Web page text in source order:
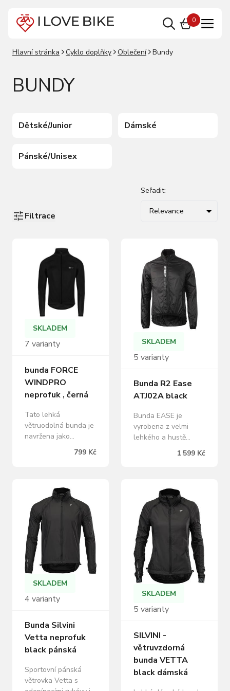
0
Hlavní stránka Cyklo doplňky Oblečení Bundy
BUNDY
Dětské/Junior Dámské
Pánské/Unisex
Filtrace
Seřadit:
Relevance
SKLADEM
7 varianty
bunda FORCE
WINDPRO
neprofuk , černá
Tato lehká
větruodolná bunda je
navržena jako
univerzální vrstva pro
jízdu v proměnlivých
cyklistiku a díky
unisex provedení je
vhodná pro ženy i
muže. Celorozepínací
konstrukce s
chráněným zipem
umožňuje snadné
oblékání a komfort při
jízdě. Odvětrání v…
799 Kč
SKLADEM
5 varianty
Bunda R2 Ease
ATJ02A black
Bunda EASE je
vyrobena z velmi
lehkého a hustě
větruodolného a
úpravou. Je tak lehká,
že když ji máte na
sobě, tak o ní téměř
nevíte. Má dlouhý
hlavní zip, který je na
konci pod bradou
překrytý ochrannou
légou. Nastavitelné
odvětrání na předním
1 599 Kč
SKLADEM
4 varianty
Bunda Silvini
Vetta neprofuk
black pánská
Sportovní pánská
větrovka Vetta s
SKLADEM
5 varianty
SILVINI -
větruvzdorná
bunda VETTA
black dámská